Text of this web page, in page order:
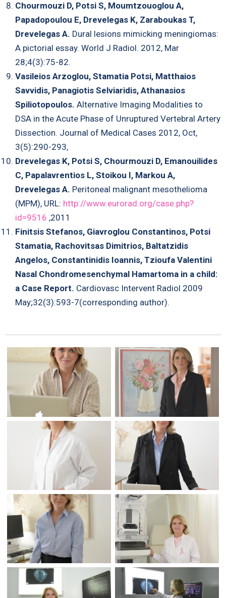
Chourmouzi D, Potsi S, Moumtzouoglou A,
Papadopoulou E, Drevelegas K, Zaraboukas T,
Drevelegas A. Dural lesions mimicking meningiomas:
A pictorial essay. World J Radiol. 2012, Mar
28;4(3):75-82.
Vasileios Arzoglou, Stamatia Potsi, Matthaios
Savvidis, Panagiotis Selviaridis, Athanasios
Spiliotopoulos. Alternative Imaging Modalities to
DSA in the Acute Phase of Unruptured Vertebral Artery
Dissection. Journal of Medical Cases 2012, Oct,
3(5):290-293,
Drevelegas K, Potsi S, Chourmouzi D, Emanouilides
C, Papalavrentios L, Stoikou I, Markou A,
Drevelegas A. Peritoneal malignant mesothelioma
(MPM), URL: http://www.eurorad.org/case.php?
id=9516 ,2011
Finitsis Stefanos, Giavroglou Constantinos, Potsi
Stamatia, Rachovitsas Dimitrios, Baltatzidis
Angelos, Constantinidis Ioannis, Tzioufa Valentini
Nasal Chondromesenchymal Hamartoma in a child:
a Case Report. Cardiovasc Intervent Radiol 2009
May;32(3):593-7(corresponding author).